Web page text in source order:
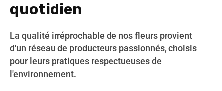
quotidien
La qualité irréprochable de nos fleurs provient
d'un réseau de producteurs passionnés, choisis
pour leurs pratiques respectueuses de
l'environnement.